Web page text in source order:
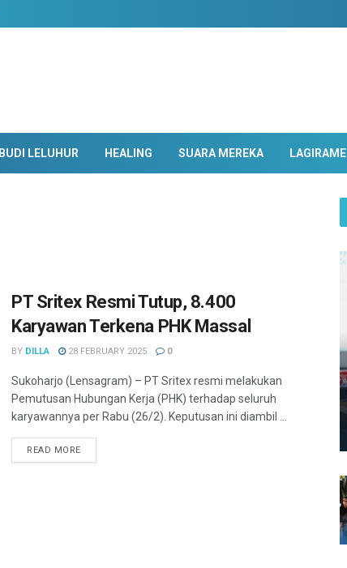
BUDI LELUHUR HEALING SUARA MEREKA LAGIRAME
PT Sritex Resmi Tutup, 8.400
Karyawan Terkena PHK Massal
BY DILLA 28 FEBRUARY 2025 0
Sukoharjo (Lensagram) – PT Sritex resmi melakukan
Pemutusan Hubungan Kerja (PHK) terhadap seluruh
karyawannya per Rabu (26/2). Keputusan ini diambil ...
READ MORE